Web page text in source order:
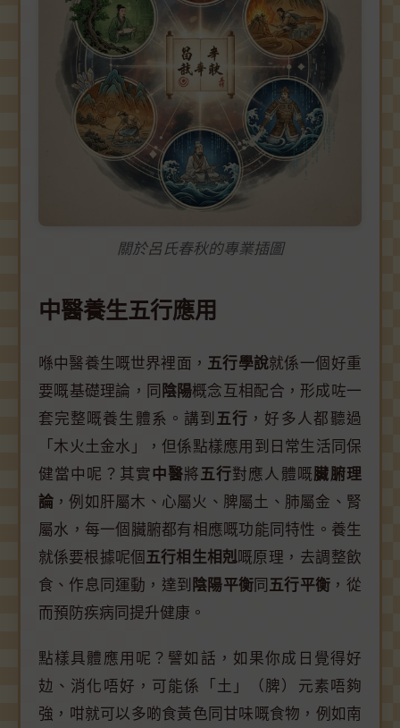
關於呂氏春秋的專業插圖
中醫養生五行應用
喺中醫養生嘅世界裡面， 五行學說就係一個好重
要嘅基礎理論，同 陰陽概念互相配合，形成咗一
套完整嘅養生體系。講到 五行 ，好多人都聽過
「木火土金水」，但係點樣應用到日常生活同保
健當中呢？其實中醫將五行對應人體嘅臟腑理
論 ，例如肝屬木、心屬火、脾屬土、肺屬金、腎
屬水，每一個臟腑都有相應嘅功能同特性。養生
就係要根據呢個 五行相生相剋嘅原理，去調整飲
食、作息同運動，達到 陰陽平衡 同 五行平衡 ，從
而預防疾病同提升健康。
點樣具體應用呢？譬如話，如果你成日覺得好
攰、消化唔好，可能係「土」（脾）元素唔夠
強，咁就可以多啲食黃色同甘味嘅食物，例如南